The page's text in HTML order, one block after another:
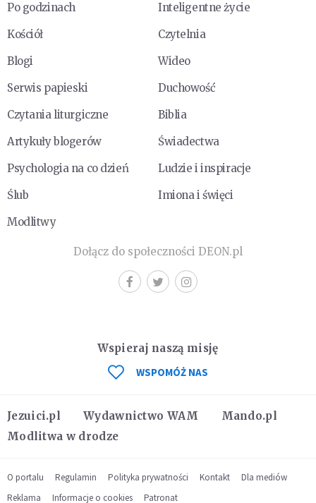
Po godzinach
Inteligentne życie
Kościół
Czytelnia
Blogi
Wideo
Serwis papieski
Duchowość
Czytania liturgiczne
Biblia
Artykuły blogerów
Świadectwa
Psychologia na co dzień
Ludzie i inspiracje
Ślub
Imiona i święci
Modlitwy
Dołącz do społeczności DEON.pl
Jezuici.pl Wydawnictwo WAM
Mando.pl
Modlitwa w drodze
Wspieraj naszą misję
WSPOMÓŻ NAS
O portalu Regulamin Polityka prywatności Kontakt
Dla mediów
Reklama
Informacje o cookies Patronat